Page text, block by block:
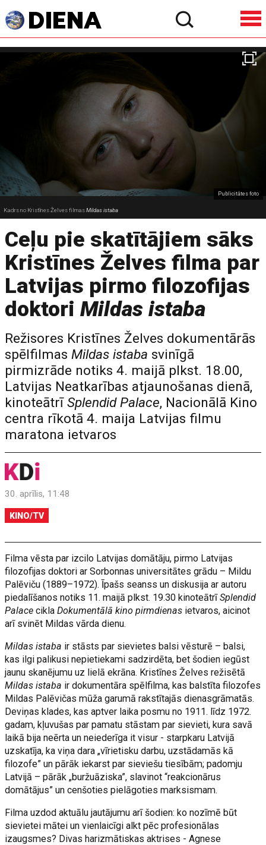
Publicitātes foto
Kadrs no Kristīnes Želves filmasMildas istaba
Ceļu pie skatītājiem sāks
Kristīnes Želves filma par
Latvijas pirmo filozofijas
doktoriMildas istaba
Režisores Kristīnes Želves dokumentārās
spēlfilmasMildas istaba svinīgā
pirmizrāde notiks 4. maijā plkst. 18.00,
Latvijas Neatkarības atjaunošanas dienā,
kinoteātrīSplendid Palace, Nacionālā Kino
centra rīkotā 4. maija Latvijas filmu
maratona ietvaros
30. aprīlis, 11:48
KINO/TV
Filma vēsta par izcilo Latvijas domātāju, pirmo Latvijas
filozofijas doktori ar Sorbonnas universitātes grādu – Mildu
Palēviču (1889–1972). Īpašs seanss un diskusija ar autoru
piedalīšanos notiks 11. maijā plkst. 19.30 kinoteātrīSplendid
PalaceciklaDokumentālā kino pirmdienas ietvaros, aicinot
arī svinēt Mildas vārda dienu.
Mildas istaba ir stāsts par sievietes balsi vēsturē – balsi,
kas ilgi palikusi nepietiekami sadzirdēta, bet šodien iegūst
jaunu skanējumu uz lielā ekrāna. Kristīnes Želves režisētā
Mildas istaba ir dokumentāra spēlfilma, kas balstīta filozofes
Mildas Palēvičas mūža garumā rakstītajās dienasgrāmatās.
Deviņas klades, kas aptver laika posmu no 1911. līdz 1972.
gadam, kļuvušas par pamatu stāstam par sievieti, kura savā
laikā bija neērta un neiederīga it visur - starpkaru Latvijā
uzskatīja, ka viņa dara „vīrietisku darbu, uzstādamās kā
filozofe” un pārāk iekarst par sieviešu tiesībām; padomju
Latvijā – pārāk „buržuāziska”, slavinot “reakcionārus
domātājus” un cenšoties pielāgoties marksismam.
Filma uzdod aktuālu jautājumu arī šodien: ko nozīmē būt
sievietei mātei un vienlaicīgi alkt pēc profesionālas
izaugsmes? Divas harizmātiskas aktrises - Agnese